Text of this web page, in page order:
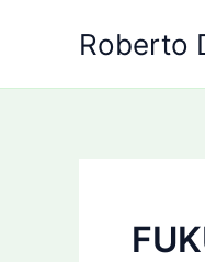
Roberto